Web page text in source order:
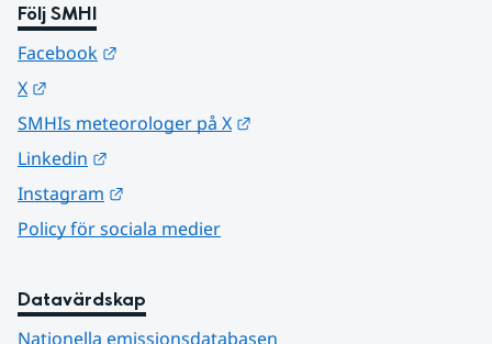
Följ SMHI
Facebook
X
SMHIs meteorologer på X
Linkedin
Instagram
Policy för sociala medier
Datavärdskap
Nationella emissionsdatabasen